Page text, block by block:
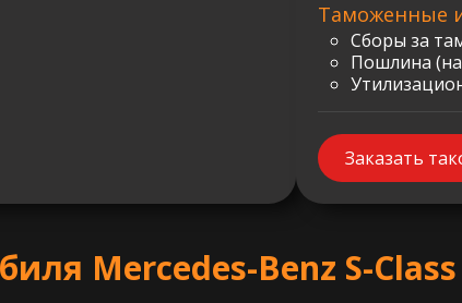
Таможенные
Сборы за
Пошлина (на
Заказать
Mercedes-Benz S-Class